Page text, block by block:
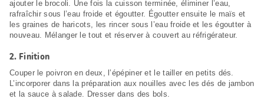
ajouter le brocoli. Une fois la cuisson terminée, éliminer l’eau,
rafraîchir sous l’eau froide et égoutter. Égoutter ensuite le maïs et
les graines de haricots, les rincer sous l’eau froide et les égoutter à
nouveau. Mélanger le tout et réserver à couvert au réfrigérateur.
2. Finition
Couper le poivron en deux, l’épépiner et le tailler en petits dés.
L’incorporer dans la préparation aux nouilles avec les dés de jambon
et la sauce à salade. Dresser dans des bols.